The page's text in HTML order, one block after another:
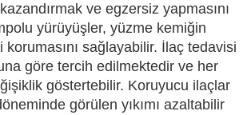
ve egzersiz yapmasını
yürüyüşler, yüzme kemiğin
sağlayabilir. İlaç tedavisi
göre tercih edilmektedir ve her
göstertebilir. Koruyucu ilaçlar
görülen yıkımı azaltabilir